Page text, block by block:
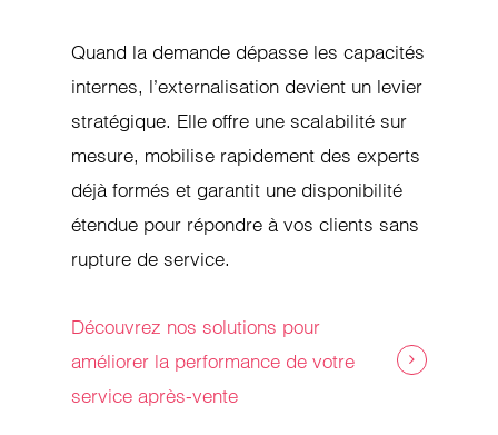
Quand la demande dépasse les capacités
internes, l’externalisation devient un levier
stratégique. Elle offre une scalabilité sur
mesure, mobilise rapidement des experts
déjà formés et garantit une disponibilité
étendue pour répondre à vos clients sans
rupture de service.
Découvrez nos solutions pour
améliorer la performance de votre
service après-vente